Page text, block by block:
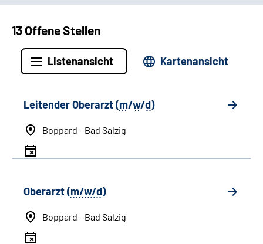
13 Offene Stellen
Listenansicht Kartenansicht
Leitender Oberarzt (m/w/d)
Boppard - Bad Salzig
Oberarzt (m/w/d)
Boppard - Bad Salzig